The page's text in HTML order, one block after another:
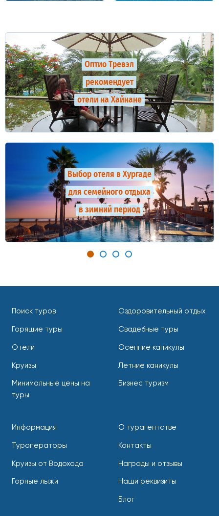
Оптио Тревэл
рекомендует
отели на Хайнане
Выбор отеля в Хургаде
для семейного отдыха
в зимний период
Поиск туров
Горящие туры
Отели
Круизы
Минимальные цены на
туры
Оздоровительный отдых
Свадебные туры
Осенние каникулы
Летние каникулы
Бизнес туризм
Информация
Туроператоры
Круизы от Водохода
Горные лыжи
О турагентстве
Контакты
Награды и отзывы
Наши реквизиты
Блог